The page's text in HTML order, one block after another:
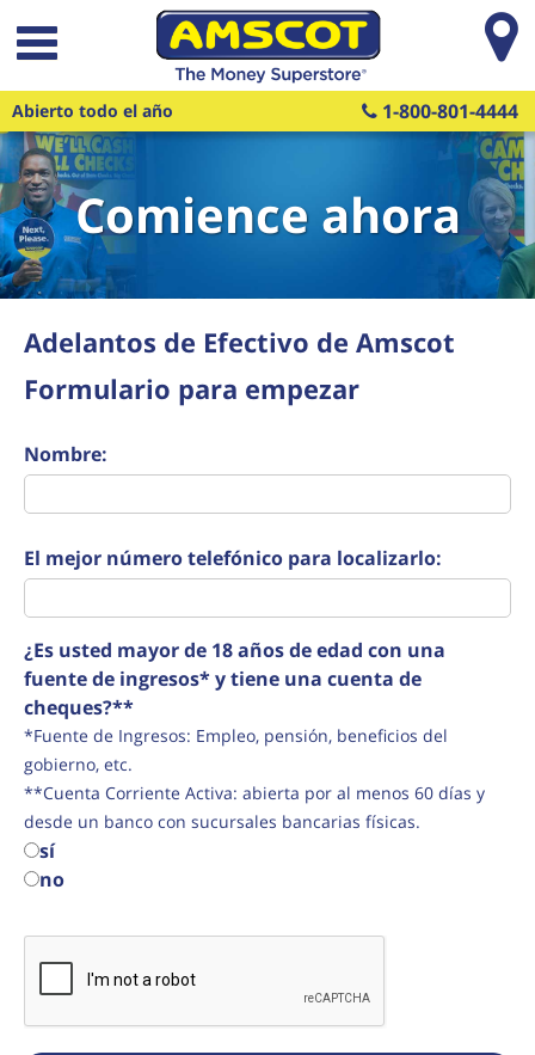
Saltar al contenido principal
Abierto todo el año 1-800-801-4444
Comience ahora
Adelantos de Efectivo de Amscot
Formulario para empezar
Nombre:
El mejor número telefónico para localizarlo:
¿Es usted mayor de 18 años de edad con una
fuente de ingresos* y tiene una cuenta de
cheques?**
*Fuente de Ingresos: Empleo, pensión, beneficios del
gobierno, etc.
**Cuenta Corriente Activa: abierta por al menos 60 días y
desde un banco con sucursales bancarias físicas.
sí
no